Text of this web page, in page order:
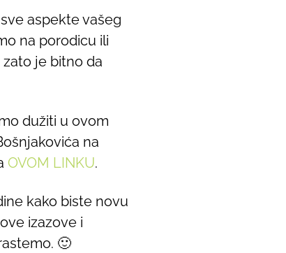
aspekte vašeg
na porodicu ili
je bitno da
dužiti u ovom
na
OVOM LINKU.
kako biste novu
izazove i
🙂